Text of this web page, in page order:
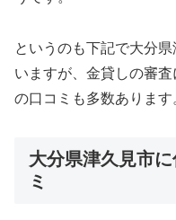
というのも下記で大分
いますが、金貸しの審
の口コミも多数あります
大分県津久見市
ミ